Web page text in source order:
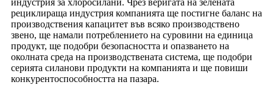
рециклираща индустрия компанията ще постигне баланс на
производствения капацитет във всяко производствено
звено, ще намали потреблението на суровини на единица
продукт, ще подобри безопасността и опазването на
околната среда на производствената система, ще подобри
серията силанови продукти на компанията и ще повиши
конкурентоспособността на пазара.